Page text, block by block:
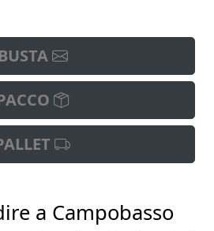
BUSTA
a Campobasso